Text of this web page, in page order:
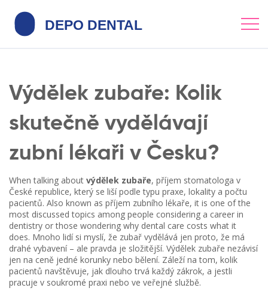
Výdělek zubaře: Kolik
skutečně vydělávají
zubní lékaři v Česku?
When talking about výdělek zubaře, příjem stomatologa v
České republice, který se liší podle typu praxe, lokality a počtu
pacientů. Also known as příjem zubního lékaře, it is one of the
most discussed topics among people considering a career in
dentistry or those wondering why dental care costs what it
does. Mnoho lidí si myslí, že zubař vydělává jen proto, že má
drahé vybavení – ale pravda je složitější. Výdělek zubaře nezávisí
jen na ceně jedné korunky nebo bělení. Záleží na tom, kolik
pacientů navštěvuje, jak dlouho trvá každý zákrok, a jestli
pracuje v soukromé praxi nebo ve veřejné službě.